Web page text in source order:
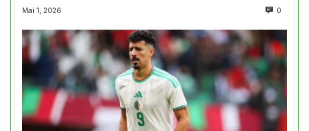
Mai 1, 2026 0